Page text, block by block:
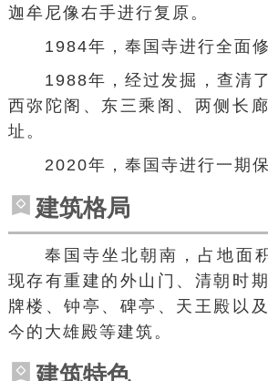
迦牟尼像右手进行复原。
1984年，奉国寺进行全面修
1988年，经过发掘，查清
西弥陀阁、东三乘阁、两侧长
址。
2020年，奉国寺进行一期保
建筑格局
奉国寺坐北朝南，占地面
现存有重建的外山门、清朝时
牌楼、钟亭、碑亭、天王殿以
今的大雄殿等建筑。
建筑特色